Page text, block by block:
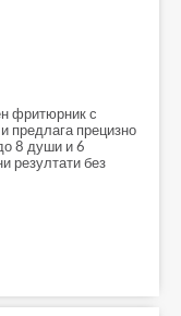
фритюрник с
предлага прецизно
8 души и 6
резултати без